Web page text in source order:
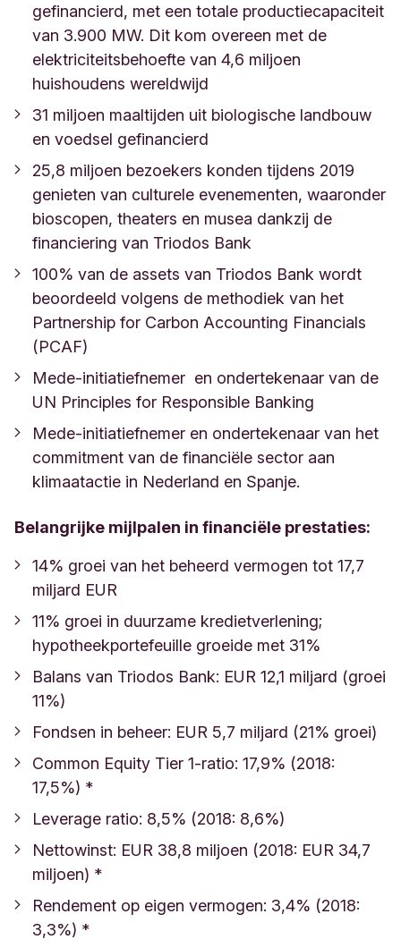
gefinancierd, met een totale productiecapaciteit
van 3.900 MW. Dit kom overeen met de
elektriciteitsbehoefte van 4,6 miljoen
huishoudens wereldwijd
31 miljoen maaltijden uit biologische landbouw
en voedsel gefinancierd
25,8 miljoen bezoekers konden tijdens 2019
genieten van culturele evenementen, waaronder
bioscopen, theaters en musea dankzij de
financiering van Triodos Bank
100% van de assets van Triodos Bank wordt
beoordeeld volgens de methodiek van het
Partnership for Carbon Accounting Financials
(PCAF)
Mede-initiatiefnemer en ondertekenaar van de
UN Principles for Responsible Banking
Mede-initiatiefnemer en ondertekenaar van het
commitment van de financiële sector aan
klimaatactie in Nederland en Spanje.
Belangrijke mijlpalen in financiële prestaties:
14% groei van het beheerd vermogen tot 17,7
miljard EUR
11% groei in duurzame kredietverlening;
hypotheekportefeuille groeide met 31%
Balans van Triodos Bank: EUR 12,1 miljard (groei
11%)
Fondsen in beheer: EUR 5,7 miljard (21% groei)
Common Equity Tier 1-ratio: 17,9% (2018:
17,5%) *
Leverage ratio: 8,5% (2018: 8,6%)
Nettowinst: EUR 38,8 miljoen (2018: EUR 34,7
miljoen) *
Rendement op eigen vermogen: 3,4% (2018:
3,3%) *